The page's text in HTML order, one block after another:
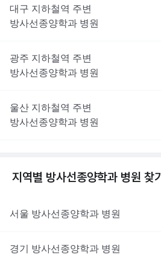
대구 지하철역 주변
방사선종양학과 병원
광주 지하철역 주변
방사선종양학과 병원
울산 지하철역 주변
방사선종양학과 병원
지역별 방사선종양학과 병원 찾기
서울 방사선종양학과 병원
경기 방사선종양학과 병원